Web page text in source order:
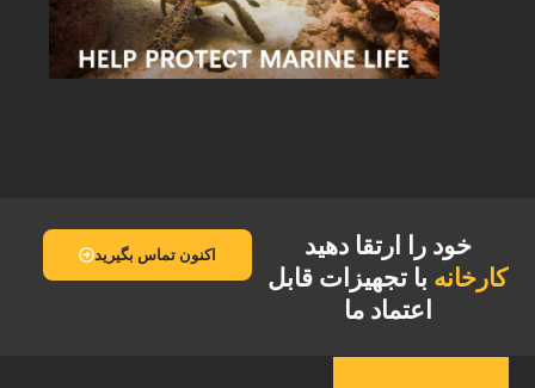
خود را ارتقا دهید
کارخانه با تجهیزات قابل
اعتماد ما
اکنون تماس بگیرید